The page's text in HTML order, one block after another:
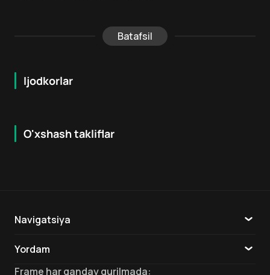
Batafsil
Ijodkorlar
O'xshash takliflar
18 + 6.2
Navigatsiya
Yordam
Aloqa
Frame har qanday qurilmada: